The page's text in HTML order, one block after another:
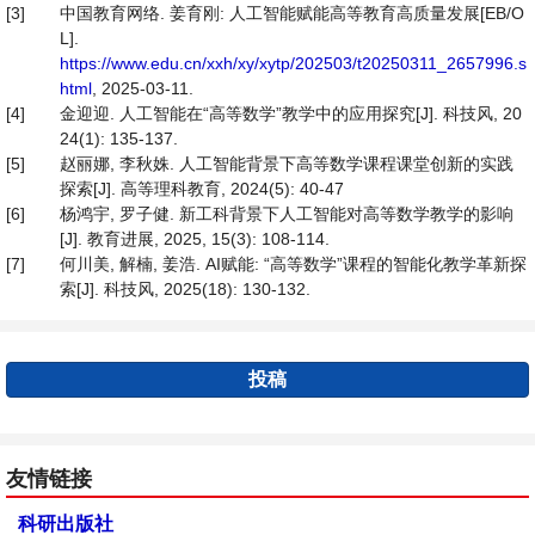
[3]
中国教育网络. 姜育刚: 人工智能赋能高等教育高质量发展[EB/O
L].
https://www.edu.cn/xxh/xy/xytp/202503/t20250311_2657996.s
html , 2025-03-11.
[4]
金迎迎. 人工智能在“高等数学”教学中的应用探究[J]. 科技风, 20
24(1): 135-137.
[5]
赵丽娜, 李秋姝. 人工智能背景下高等数学课程课堂创新的实践
探索[J]. 高等理科教育, 2024(5): 40-47
[6]
杨鸿宇, 罗子健. 新工科背景下人工智能对高等数学教学的影响
[J]. 教育进展, 2025, 15(3): 108-114.
[7]
何川美, 解楠, 姜浩. AI赋能: “高等数学”课程的智能化教学革新探
索[J]. 科技风, 2025(18): 130-132.
投稿
友情链接
科研出版社